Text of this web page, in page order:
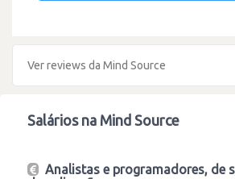
Ver reviews da Mind Source
Salários na Mind Source
Analistas e programadores, de